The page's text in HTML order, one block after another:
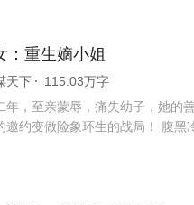
：重生嫡小姐
天下
115.03万字
年，至亲蒙辱，痛失幼子，她的
邀约变做险象环生的战局！ 腹